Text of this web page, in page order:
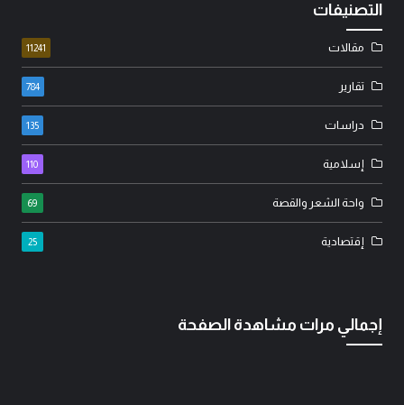
التصنيفات
مقالات 11241
تقارير 784
دراسات 135
إسلامية 110
واحة الشعر والقصة 69
إقتصادية 25
إجمالي مرات مشاهدة الصفحة